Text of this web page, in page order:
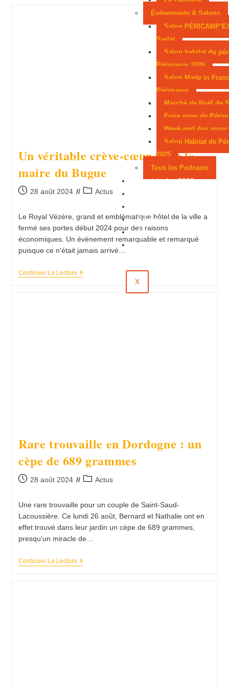
Événements & Salons
Salon
Sarlat
Salon habitat du
Périgueux 2026
Salon Made in
Périgueux
Marché de Noël de
Foire expo de
Week-end des
Salon Habitat de
2025
Tous les Podcasts
Municipales 2026
Emploi
Évènements
Contact
X
Un véritable crève-cœur pour le
maire du Bugue
28 août 2024 Actus
Le Royal Vézère, grand et emblématique hôtel de la ville a
fermé ses portes début 2024 pour des raisons
économiques. Un évènement remarquable et remarqué
puisque ce n'était jamais arrivé…
Continuer La Lecture
Rare trouvaille en Dordogne : un
cèpe de 689 grammes
28 août 2024 Actus
Une rare trouvaille pour un couple de Saint-Saud-
Lacoussière. Ce lundi 26 août, Bernard et Nathalie ont en
effet trouvé dans leur jardin un cèpe de 689 grammes,
presqu'un miracle de…
Continuer La Lecture